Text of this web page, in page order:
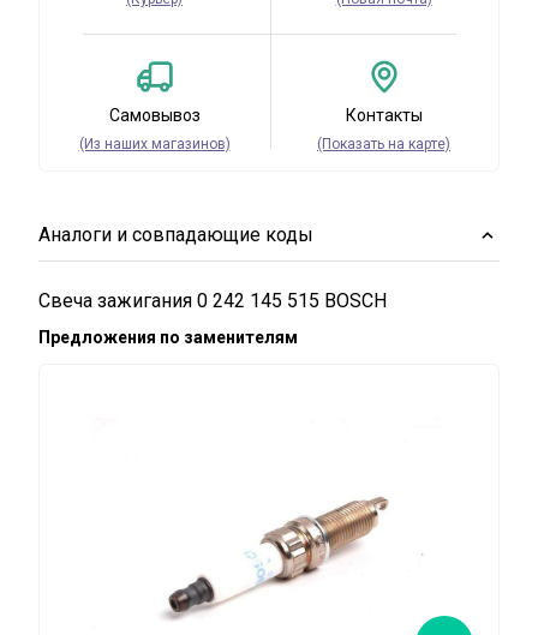
Самовывоз
(Из наших магазинов)
Контакты
(Показать на карте)
Аналоги и совпадающие коды
Свеча зажигания 0 242 145 515 BOSCH
Предложения по заменителям